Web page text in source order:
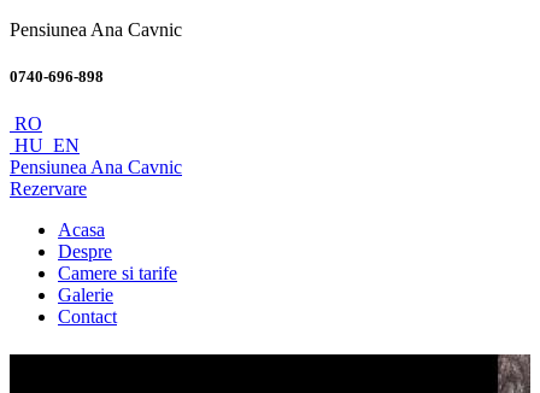
Pensiunea Ana Cavnic
0740-696-898
RO
HU EN
Pensiunea Ana Cavnic
Rezervare
Acasa
Despre
Camere si tarife
Galerie
Contact